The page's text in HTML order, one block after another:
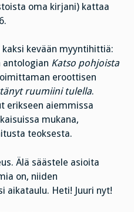
oma kirjani) kattaa
kevään myyntihittiä:
antologian Katso pohjoista
eroottisen
ruumiini tulella.
erikseen aiemmissa
mukana,
teoksesta.
Älä säästele asioita
on, niiden
aikataulu. Heti! Juuri nyt!